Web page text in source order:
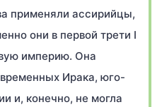
применяли ассирийцы,
они в первой трети I
империю. Она
Ирака, юго-
и, конечно, не могла